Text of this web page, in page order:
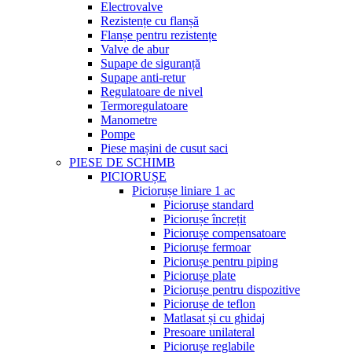
Electrovalve
Rezistențe cu flanșă
Flanșe pentru rezistențe
Valve de abur
Supape de siguranță
Supape anti-retur
Regulatoare de nivel
Termoregulatoare
Manometre
Pompe
Piese mașini de cusut saci
PIESE DE SCHIMB
PICIORUȘE
Piciorușe liniare 1 ac
Piciorușe standard
Piciorușe încrețit
Piciorușe compensatoare
Piciorușe fermoar
Piciorușe pentru piping
Piciorușe plate
Piciorușe pentru dispozitive
Piciorușe de teflon
Matlasat și cu ghidaj
Presoare unilateral
Piciorușe reglabile